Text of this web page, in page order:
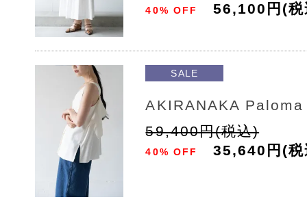
40% OFF 56,100円(
SALE
AKIRANAKA
59,400円(税込)
40% OFF 35,640円(